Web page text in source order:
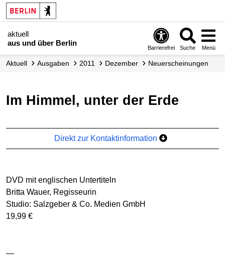
aktuell
aus und über Berlin
Barrierefrei Suche Menü
aktuell Ausgaben 2011 Dezember Neu­erscheinungen
Im Himmel, unter der Erde
Direkt zur Kontaktinformation
DVD mit englischen Untertiteln
Britta Wauer, Regisseurin
Studio: Salzgeber & Co. Medien GmbH
19,99 €
—